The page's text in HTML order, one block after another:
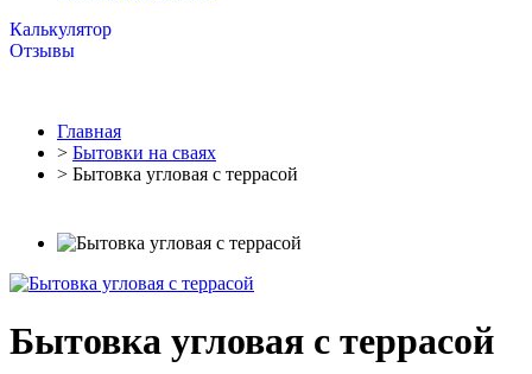
Калькулятор
Отзывы
Главная
> Бытовки на сваях
> Бытовка угловая с террасой
Бытовка угловая с террасой